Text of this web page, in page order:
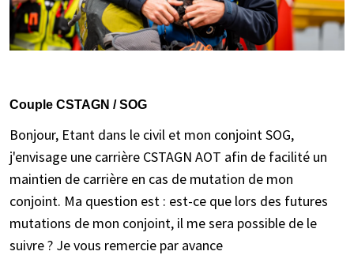
Couple CSTAGN / SOG
Bonjour, Etant dans le civil et mon conjoint SOG,
j'envisage une carrière CSTAGN AOT afin de facilité un
maintien de carrière en cas de mutation de mon
conjoint. Ma question est : est-ce que lors des futures
mutations de mon conjoint, il me sera possible de le
suivre ? Je vous remercie par avance